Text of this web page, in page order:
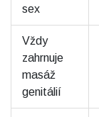
sex
Vždy
zahrnuje
masáž
genitálií